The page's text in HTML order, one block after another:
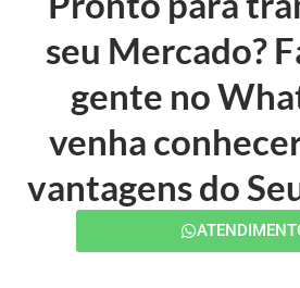
seu Mercado?
gente no
venha
vantagens do